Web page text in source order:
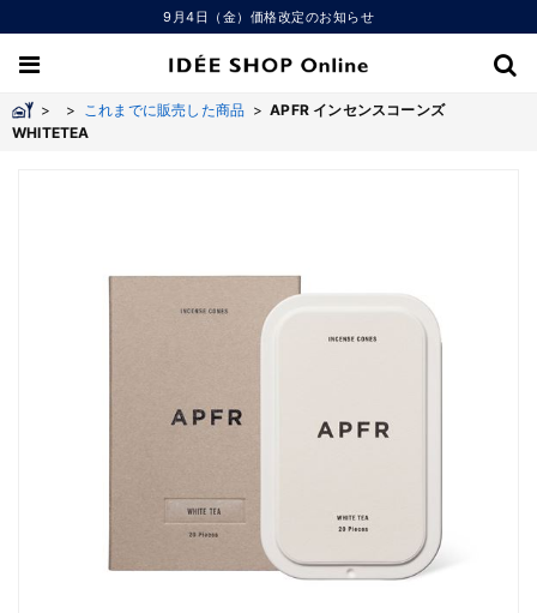
9月4日（金）価格改定のお知らせ
> > これまでに販売した商品 >APFR インセンスコーンズ
WHITETEA